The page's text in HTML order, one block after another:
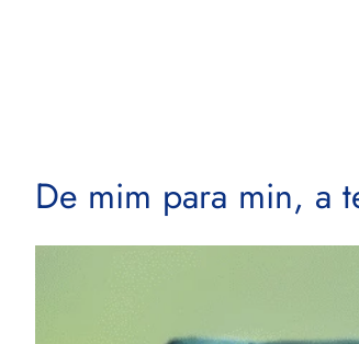
De mim para min, a